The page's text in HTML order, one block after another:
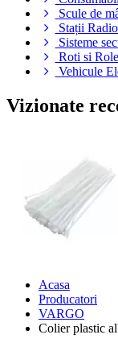
Scule de
Stații Radio
Sisteme
Roti si Role
Vehicule
Vizionate
Acasa
Producatori
VARGO
Colier plastic